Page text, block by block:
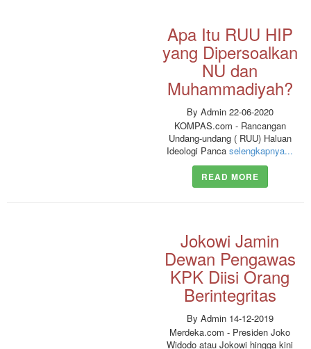
Apa Itu RUU HIP
yang Dipersoalkan
NU dan
Muhammadiyah?
By Admin 22-06-2020
KOMPAS.com - Rancangan
Undang-undang ( RUU) Haluan
Ideologi Panca selengkapnya...
READ MORE
Jokowi Jamin
Dewan Pengawas
KPK Diisi Orang
Berintegritas
By Admin 14-12-2019
Merdeka.com - Presiden Joko
Widodo atau Jokowi hingga kini